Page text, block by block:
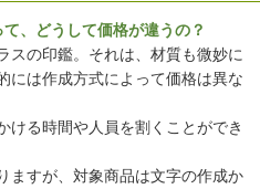
、どうして価格が違うの？
スの印鑑。それは、材質も微妙に
には作成方式によって価格は異な
ける時間や人員を割くことができ
ますが、対象商品は文字の作成か